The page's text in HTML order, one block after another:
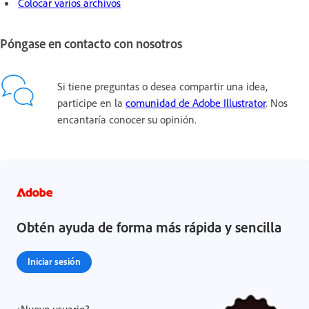
Colocar varios archivos
Póngase en contacto con nosotros
Si tiene preguntas o desea compartir una idea,
participe en la comunidad de Adobe Illustrator. Nos
encantaría conocer su opinión.
Obtén ayuda de forma más rápida y sencilla
Iniciar sesión